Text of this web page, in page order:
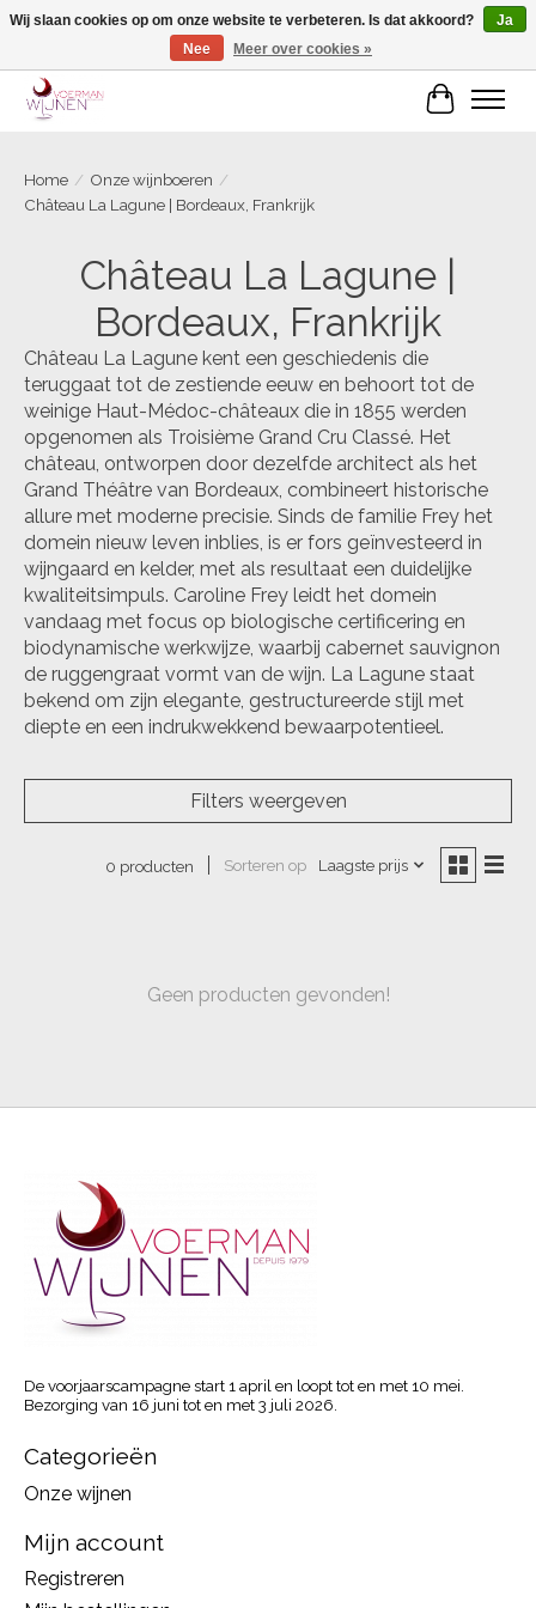
Voorjaarscampagne is gesloten
Home / Onze wijnboeren /
Château La Lagune | Bordeaux, Frankrijk
Château La Lagune |
Bordeaux, Frankrijk
Château La Lagune kent een geschiedenis die
teruggaat tot de zestiende eeuw en behoort tot de
weinige Haut-Médoc-châteaux die in 1855 werden
opgenomen als Troisième Grand Cru Classé. Het
château, ontworpen door dezelfde architect als het
Grand Théâtre van Bordeaux, combineert historische
allure met moderne precisie. Sinds de familie Frey het
domein nieuw leven inblies, is er fors geïnvesteerd in
wijngaard en kelder, met als resultaat een duidelijke
kwaliteitsimpuls. Caroline Frey leidt het domein
vandaag met focus op biologische certificering en
biodynamische werkwijze, waarbij cabernet sauvignon
de ruggengraat vormt van de wijn. La Lagune staat
bekend om zijn elegante, gestructureerde stijl met
diepte en een indrukwekkend bewaarpotentieel.
Filters weergeven
0 producten Sorteren op Laagste prijs
Geen producten gevonden!
De voorjaarscampagne start 1 april en loopt tot en met 10 mei.
Bezorging van 16 juni tot en met 3 juli 2026.
Categorieën
Onze wijnen
Mijn account
Registreren
Wij slaan cookies op om onze website te verbeteren. Is dat akkoord?
Ja
Nee
Meer over cookies »